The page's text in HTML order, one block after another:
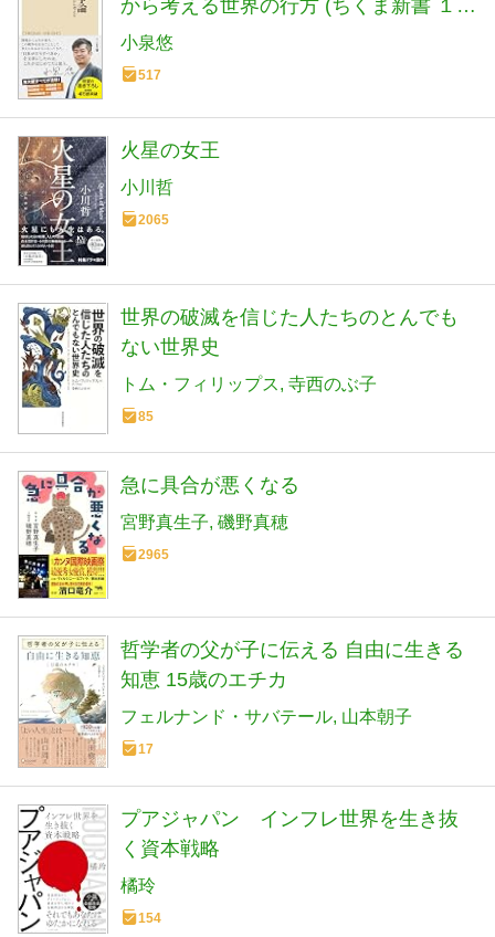
から考える世界の行方 (ちくま新書 １９
００)
小泉悠
517
火星の女王
小川哲
2065
世界の破滅を信じた人たちのとんでも
ない世界史
トム・フィリップス 寺西のぶ子
85
急に具合が悪くなる
宮野真生子 磯野真穂
2965
哲学者の父が子に伝える 自由に生きる
知恵 15歳のエチカ
フェルナンド・サバテール 山本朝子
17
プアジャパン インフレ世界を生き抜
く資本戦略
橘玲
154